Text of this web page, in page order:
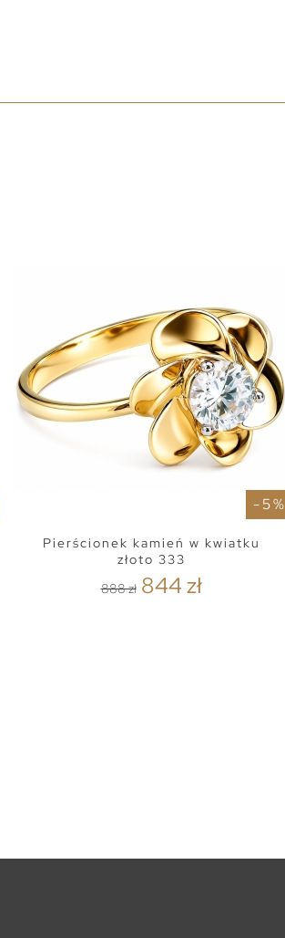
- 5 %
Pierścionek kamień w kwiatku
złoto 333
888 zł 844 zł